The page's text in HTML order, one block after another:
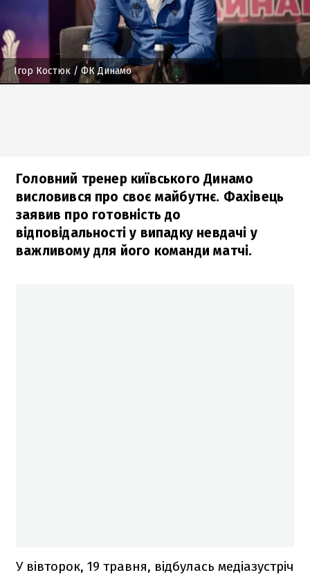
Ігор Костюк / ФК Динамо
Головний тренер київського Динамо
висловився про своє майбутнє. Фахівець
заявив про готовність до
відповідальності у випадку невдачі у
важливому для його команди матчі.
У вівторок, 19 травня, відбулась медіазустріч